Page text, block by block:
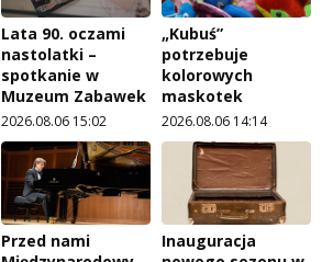
Lata 90. oczami
nastolatki –
spotkanie w
Muzeum Zabawek
2026.08.06 15:02
„Kubuś”
potrzebuje
kolorowych
maskotek
2026.08.06 14:14
Przed nami
Inauguracja